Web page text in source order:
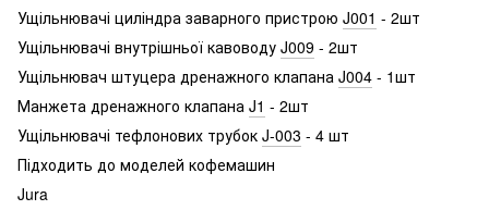
Ущільнювачі циліндра заварного пристрою J001 - 2шт
Ущільнювачі внутрішньої кавоводу J009 - 2шт
Ущільнювач штуцера дренажного клапана J004 - 1шт
Манжета дренажного клапана J1 - 2шт
Ущільнювачі тефлонових трубок J-003 - 4 шт
Підходить до моделей кофемашин
Jura